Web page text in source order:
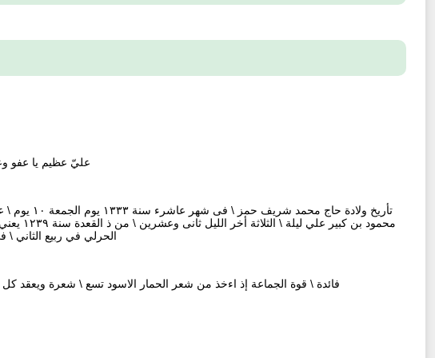
عليّ عظيم يا عفو
تأريخ
محمود
الحرلي في ربيع الثاني \ في ثالث يوم سنة ۱۲۷۹ \ ألف ومئتين تسع
فائدة \ قوة الجماعة إذ اءخذ من شعر الحمار الاسود تسع \ شعرة ويعقد